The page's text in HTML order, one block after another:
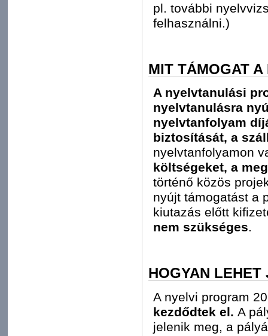
pl. további
felhasználni.)
MIT TÁMOGAT
A nyelvtanulási
nyelvtanulásra
nyelvtanfolyam
biztosítását, a
nyelvtanfolyamon
költségeket, a
történő közös
nyújt támogatást a
kiutazás előtt
nem szükséges.
HOGYAN
A nyelvi program
kezdődtek el. A
jelenik meg, a